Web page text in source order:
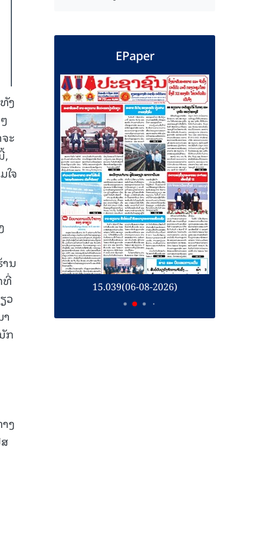
ງ
ະ
,
ຈ
ນ
ທີ່
ວ
ກ
ງ
EPaper
15.039(06-08-2026)